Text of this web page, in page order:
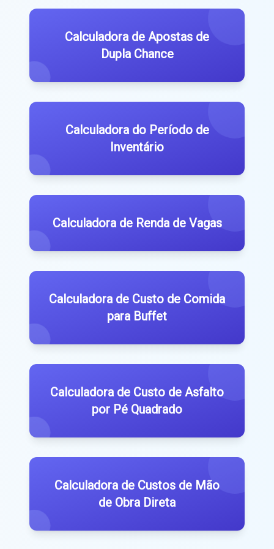
Calculadora de Apostas de
Dupla Chance
Calculadora do Período de
Inventário
Calculadora de Renda de Vagas
Calculadora de Custo de Comida
para Buffet
Calculadora de Custo de Asfalto
por Pé Quadrado
Calculadora de Custos de Mão
de Obra Direta